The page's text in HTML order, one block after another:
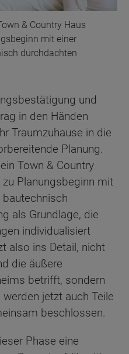
& Country Haus
mit einer
durchdachten
und
in den Händen
Traumzuhause in die
Planung.
Town & Country
Planungsbeginn mit
als Grundlage, die
individualisiert
also ins Detail, nicht
die äußere
betrifft, sondern
jetzt auch Teile
beschlossen.
Phase eine